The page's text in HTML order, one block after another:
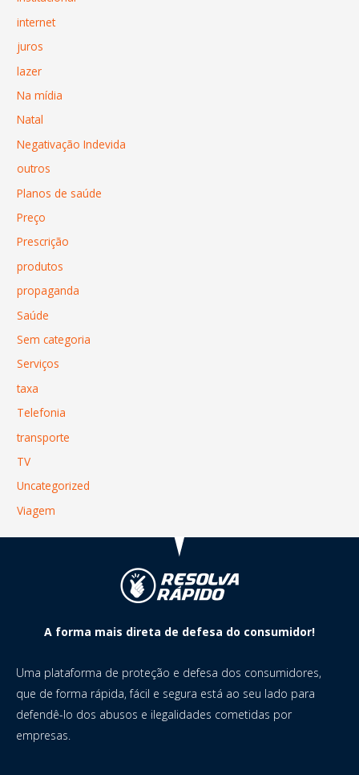
internet
juros
lazer
Na mídia
Natal
Negativação Indevida
outros
Planos de saúde
Preço
Prescrição
produtos
propaganda
Saúde
Sem categoria
Serviços
taxa
Telefonia
transporte
TV
Uncategorized
Viagem
A forma mais direta de defesa do consumidor!
Uma plataforma de proteção e defesa dos consumidores,
que de forma rápida, fácil e segura está ao seu lado para
defendê-lo dos abusos e ilegalidades cometidas por
empresas.